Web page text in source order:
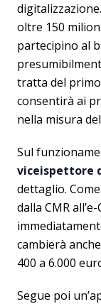
oltre 150
partecipino al
tratta del
consentirà ai
nella misura del
Sul
viceispettore
dettaglio.
dalla CMR
cambierà
400 a 6.000
Segue poi